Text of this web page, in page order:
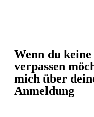
Wenn du
verpassen
mich über
Anmeldung